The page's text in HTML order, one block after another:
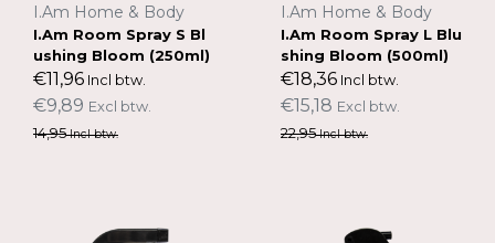
I.Am Home & Body
I.Am Room Spray S Bl
ushing Bloom (250ml)
€11,96 Incl btw.
€9,89 Excl btw.
14,95Incl btw.
I.Am Home & Body
I.Am Room Spray L Blu
shing Bloom (500ml)
€18,36 Incl btw.
€15,18 Excl btw.
22,95Incl btw.